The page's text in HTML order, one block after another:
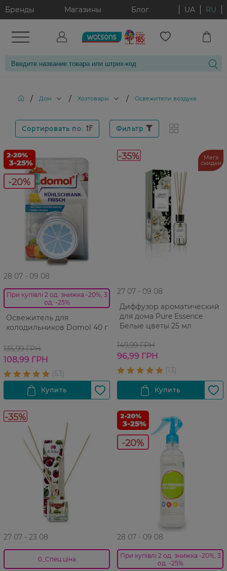
Бренды Магазины Блог UA RU
/ Дом / Хозтовары / Освежители воздуха
Сортировать по: Фильтр
-20%
28 07 - 09 08
При купівлі 2 од. знижка -20%, 3
од. -25%
Освежитель для
холодильников Domol 40 г
135,99 ГРН
108,99 ГРН
-35% Мега
скидки
27 07 - 09 08
Диффузор ароматический
для дома Pure Essence
Белые цветы 25 мл
149,99 ГРН
96,99 ГРН
-35%
27 07 - 23 08
0_Спец.ціна
-20%
28 07 - 09 08
При купівлі 2 од. знижка -20%, 3
од. -25%